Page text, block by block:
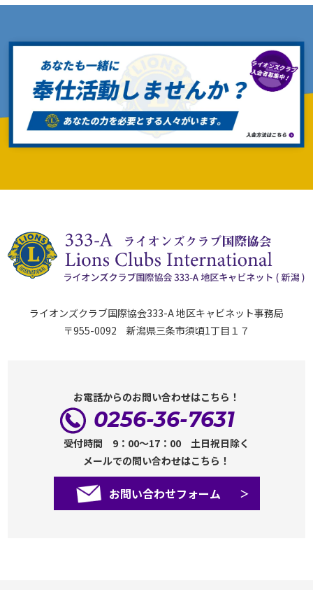
ライオンズクラブ国際協会333-A 地区キャビネット事務局
〒955-0092 新潟県三条市須頃1丁目１７
お電話からのお問い合わせはこちら！
0256-36-7631
受付時間 9：00～17：00 土日祝日除く
メールでの問い合わせはこちら！
お問い合わせフォーム